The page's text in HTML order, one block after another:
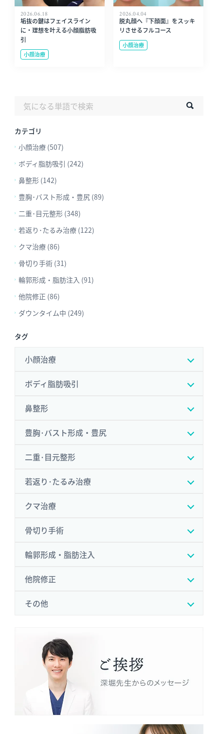
2026.06.18
垢抜の鍵はフェイスライン
に・理想を叶える小顔脂肪吸
引
小顔治療
2026.04.04
脱丸顔へ『下顔面』をスッキ
リさせるフルコース
小顔治療
カテゴリ
小顔治療 (507)
ボディ脂肪吸引 (242)
鼻整形 (142)
豊胸･バスト形成・豊尻 (89)
二重･目元整形 (348)
若返り･たるみ治療 (122)
クマ治療 (86)
骨切り手術 (31)
輪郭形成・脂肪注入 (91)
他院修正 (86)
ダウンタイム中 (249)
タグ
小顔治療
ボディ脂肪吸引
鼻整形
豊胸･バスト形成・豊尻
二重･目元整形
若返り･たるみ治療
クマ治療
骨切り手術
輪郭形成・脂肪注入
他院修正
その他